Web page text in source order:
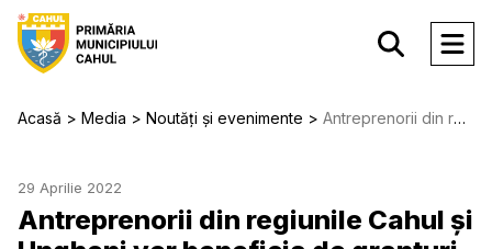
Acasă Media Noutăți și evenimente Antreprenorii din regiunile Cahul și Ungheni vor beneficia de granturi în valoare de 14.000 – 24.000 euro fiecare.
29 Aprilie 2022
Antreprenorii din regiunile Cahul și